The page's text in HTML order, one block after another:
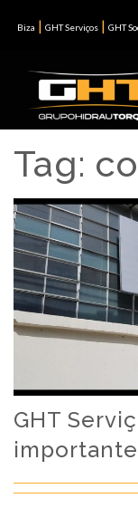
Biza | GHT Serviços | GHT
Tag:
GHT